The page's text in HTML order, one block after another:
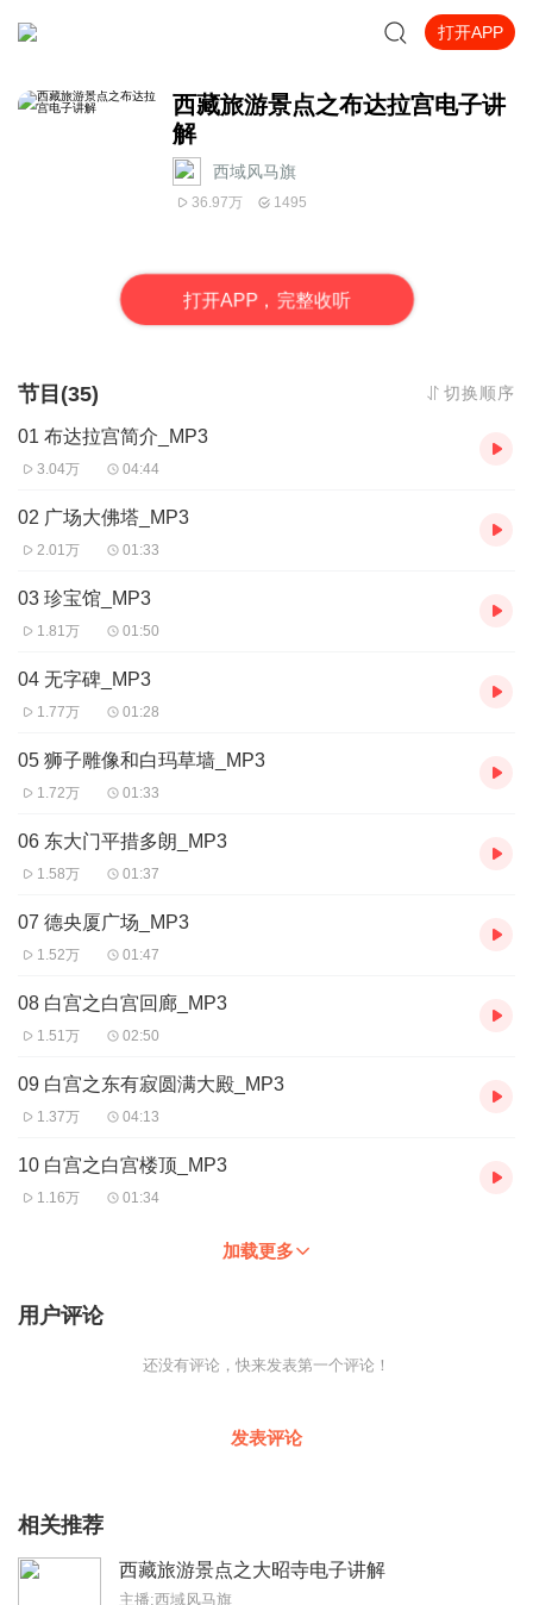
打开APP
西藏旅游景点之布达拉宫电子讲
解
西域风马旗
36.97万 1495
打开APP，完整收听
节目(35) 切换顺序
01 布达拉宫简介_MP3
3.04万 04:44
02 广场大佛塔_MP3
2.01万 01:33
03 珍宝馆_MP3
1.81万 01:50
04 无字碑_MP3
1.77万 01:28
05 狮子雕像和白玛草墙_MP3
1.72万 01:33
06 东大门平措多朗_MP3
1.58万 01:37
07 德央厦广场_MP3
1.52万 01:47
08 白宫之白宫回廊_MP3
1.51万 02:50
09 白宫之东有寂圆满大殿_MP3
1.37万 04:13
10 白宫之白宫楼顶_MP3
1.16万 01:34
加载更多
用户评论
还没有评论，快来发表第一个评论！
发表评论
相关推荐
西藏旅游景点之大昭寺电子讲解
主播:西域风马旗